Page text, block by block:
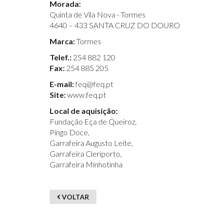
Morada:
Quinta de Vila Nova - Tormes
4640 – 433 SANTA CRUZ DO DOURO
Marca:Tormes
Telef.: 254 882 120
Fax: 254 885 205
E-mail:feq@feq.pt
Site:www.feq.pt
Local de aquisição:
Fundação Eça de Queiroz,
Pingo Doce,
Garrafeira Augusto Leite,
Garrafeira Cleriporto,
Garrafeira Minhotinha
VOLTAR